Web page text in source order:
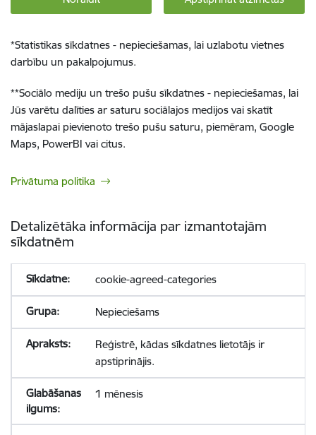
*Statistikas sīkdatnes - nepieciešamas, lai uzlabotu vietnes
darbību un pakalpojumus.
**Sociālo mediju un trešo pušu sīkdatnes - nepieciešamas, lai
Jūs varētu dalīties ar saturu sociālajos medijos vai skatīt
mājaslapai pievienoto trešo pušu saturu, piemēram, Google
Maps, PowerBI vai citus.
Privātuma politika
Detalizētāka informācija par izmantotajām
sīkdatnēm
cookie-agreed-categories
Nepieciešams
Reģistrē, kādas sīkdatnes lietotājs ir
apstiprinājis.
1 mēnesis